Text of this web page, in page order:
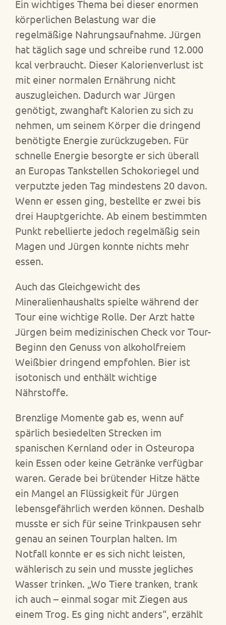
Ein wichtiges Thema bei dieser enormen
körperlichen Belastung war die
regelmäßige Nahrungsaufnahme. Jürgen
hat täglich sage und schreibe rund 12.000
kcal verbraucht. Dieser Kalorienverlust ist
mit einer normalen Ernährung nicht
auszugleichen. Dadurch war Jürgen
genötigt, zwanghaft Kalorien zu sich zu
nehmen, um seinem Körper die dringend
benötigte Energie zurückzugeben. Für
schnelle Energie besorgte er sich überall
an Europas Tankstellen Schokoriegel und
verputzte jeden Tag mindestens 20 davon.
Wenn er essen ging, bestellte er zwei bis
drei Hauptgerichte. Ab einem bestimmten
Punkt rebellierte jedoch regelmäßig sein
Magen und Jürgen konnte nichts mehr
essen.
Auch das Gleichgewicht des
Mineralienhaushalts spielte während der
Tour eine wichtige Rolle. Der Arzt hatte
Jürgen beim medizinischen Check vor Tour-
Beginn den Genuss von alkoholfreiem
Weißbier dringend empfohlen. Bier ist
isotonisch und enthält wichtige
Nährstoffe.
Brenzlige Momente gab es, wenn auf
spärlich besiedelten Strecken im
spanischen Kernland oder in Osteuropa
kein Essen oder keine Getränke verfügbar
waren. Gerade bei brütender Hitze hätte
ein Mangel an Flüssigkeit für Jürgen
lebensgefährlich werden können. Deshalb
musste er sich für seine Trinkpausen sehr
genau an seinen Tourplan halten. Im
Notfall konnte er es sich nicht leisten,
wählerisch zu sein und musste jegliches
Wasser trinken. „Wo Tiere tranken, trank
ich auch – einmal sogar mit Ziegen aus
einem Trog. Es ging nicht anders“, erzählt